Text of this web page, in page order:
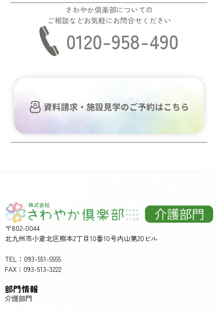
さわやか倶楽部についての
ご相談などお気軽にお問合せください
0120-958-490
〒802-0044
北九州市小倉北区熊本2丁目10番10号内山第20ビル
TEL：093-551-5555
FAX：093-513-3222
部門情報
介護部門